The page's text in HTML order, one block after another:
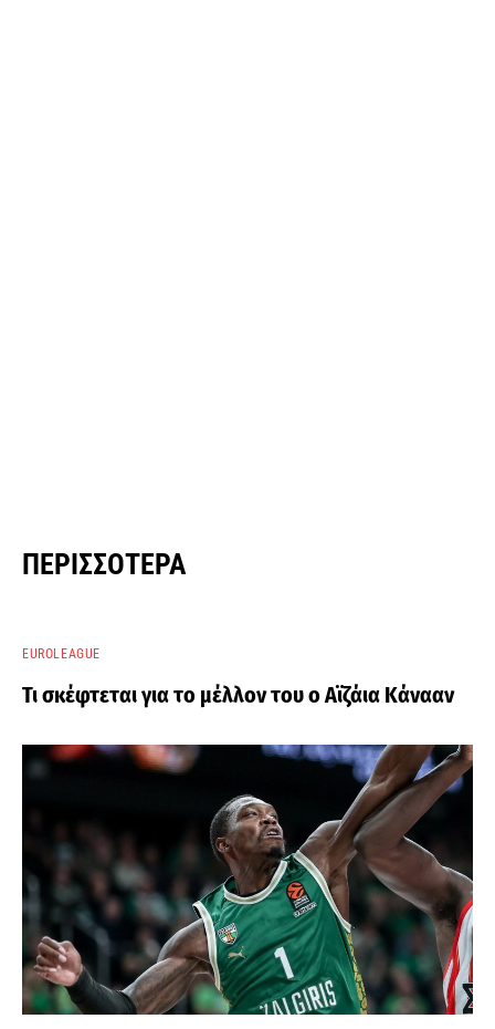
ΠΕΡΙΣΣΌΤΕΡΑ
EUROLEAGUE
Τι σκέφτεται για το μέλλον του ο Αϊζάια Κάνααν